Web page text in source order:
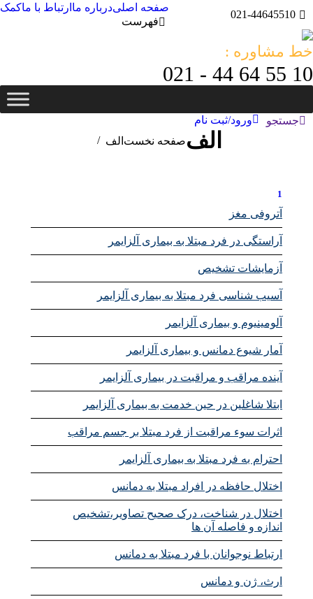
021-44645510
صفحه اصلیدرباره ما ارتباط با ماکمک
فهرست
خط مشاوره :
10 55 64 44 - 021
جستجو:
جستجو ورود/ثبت نام
الفمکان شما:
صفحه نخست الف
1
آتروفی مغز
آراستگی در فرد مبتلا به بیماری آلزایمر
آزمایشات تشخیص
آسیب شناسی فرد مبتلا به بیماری آلزایمر
آلومینیوم و بیماری آلزایمر
آمار شیوع دمانس و بیماری آلزایمر
آینده مراقب و مراقبت در بیماری آلزایمر
ابتلا شاغلین در حین خدمت به بیماری آلزایمر
اثرات سوء مراقبت از فرد مبتلا بر جسم مراقب
احترام به فرد مبتلا به بیماری آلزایمر
اختلال حافظه در افراد مبتلا به دمانس
اختلال در شناخت، درک صحیح تصاویر،تشخیص
اندازه و فاصله آن ها
ارتباط نوجوانان با فرد مبتلا به دمانس
ارث، ژن و دمانس